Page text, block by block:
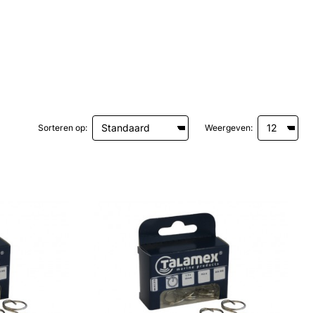
Sorteren op: Weergeven: